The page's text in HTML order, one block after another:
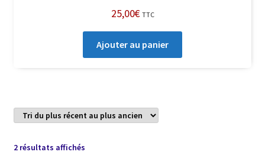
25,00€ TTC
Ajouter au panier
2 résultats affichésTrié